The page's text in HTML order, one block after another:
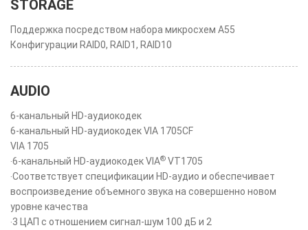
STORAGE
Поддержка посредством набора микросхем A55
Конфигурации RAID0, RAID1, RAID10
AUDIO
6-канальный HD-аудиокодек
6-канальный HD-аудиокодек VIA 1705CF
VIA 1705
‧6-канальный HD-аудиокодек VIA® VT1705
‧Соответствует спецификации HD-аудио и обеспечивает
воспроизведение объемного звука на совершенно новом
уровне качества
‧3 ЦАП с отношением сигнал-шум 100 дБ и 2